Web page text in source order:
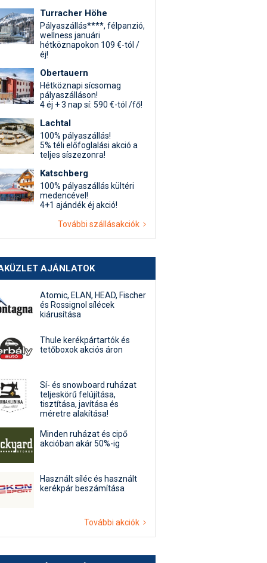
Turracher Höhe
Pályaszállás****, félpanzió,
wellness januári
hétköznapokon 109 €-tól /
éj!
Obertauern
Hétköznapi sícsomag
pályaszálláson!
4 éj + 3 nap sí: 590 €-tól /fő!
Lachtal
100% pályaszállás!
5% téli előfoglalási akció a
teljes síszezonra!
Katschberg
100% pályaszállás kültéri
medencével!
4+1 ajándék éj akció!
További szállásakciók
AJÁNLATOK
Atomic, ELAN, HEAD, Fischer
és Rossignol sílécek
kiárusítása
Thule kerékpártartók és
tetőboxok akciós áron
Sí- és snowboard ruházat
teljeskörű felújítása,
tisztítása, javítása és
méretre alakítása!
Minden ruházat és cipő
akcióban akár 50%-ig
Használt síléc és használt
kerékpár beszámítása
További akciók